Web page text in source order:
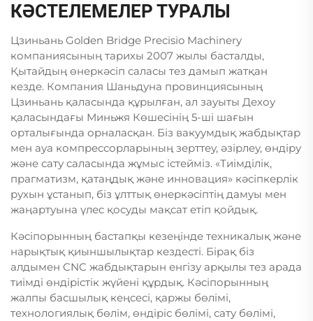
КӘСТЕЛЕМЕЛЕР ТУРАЛЫ
Цзиньань Golden Bridge Precisio Machinery
компаниясының тарихы 2007 жылы басталды,
Қытайдың өнеркәсіп саласы тез дамып жатқан
кезде. Компания Шаньдуна провинциясының
Цзиньань қаласында құрылған, ал зауыты Дехоу
қаласындағы Миньжя Көшесінің 5-ші шағын
орталығында орналасқан. Біз вакуумдық жабдықтар
мен ауа компрессорларының зерттеу, әзірлеу, өндіру
және сату саласында жұмыс істейміз. «Тиімділік,
прагматизм, қатаңдық және инновация» кәсіпкерлік
рухын ұстанып, біз ұлттық өнеркәсіптің дамуы мен
жаңартуына үлес қосуды мақсат етіп қойдық.
Кәсіпорынның бастапқы кезеңінде техникалық және
нарықтық қиыншылықтар кездесті. Бірақ біз
алдымен CNC жабдықтарын енгізу арқылы тез арада
тиімді өндірістік жүйені құрдық. Кәсіпорынның
жалпы басшылық кеңсесі, қаржы бөлімі,
технологиялық бөлім, өндіріс бөлімі, сату бөлімі,